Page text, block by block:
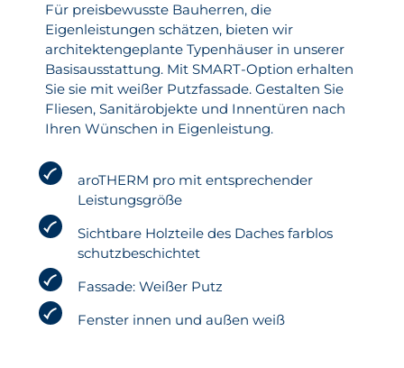
Für preisbewusste Bauherren, die
Eigenleistungen schätzen, bieten wir
architektengeplante Typenhäuser in unserer
Basisausstattung. Mit SMART-Option erhalten
Sie sie mit weißer Putzfassade. Gestalten Sie
Fliesen, Sanitärobjekte und Innentüren nach
Ihren Wünschen in Eigenleistung.
aroTHERM pro mit entsprechender
Leistungsgröße
Sichtbare Holzteile des Daches farblos
schutzbeschichtet
Fassade: Weißer Putz
Fenster innen und außen weiß